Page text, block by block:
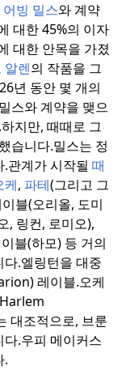
어빙 밀스와 계약
대한 45%의 이자
대한 안목을 가졌
알렌의 작품을 그
년 동안 몇 개의
스와 계약을 맺으
하지만, 때때로 그
습니다.밀스는 정
.관계가 시작될 때
케, 파테(그리고 그
블(오리올, 도미
, 링컨, 로미오),
블(하모) 등 거의
다.엘링턴을 대중
레이블.오케
대조적으로, 브룬
다.우피 메이커스
.